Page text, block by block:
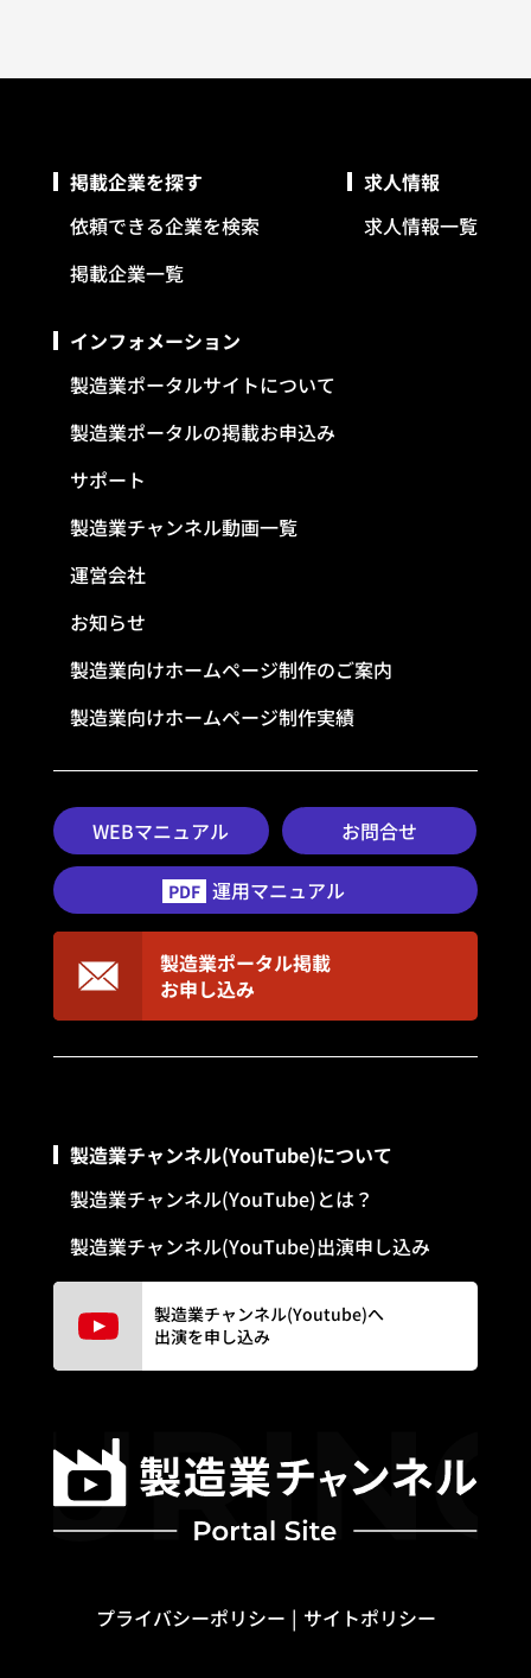
掲載企業を探す
依頼できる企業を検索
掲載企業一覧
求人情報
求人情報一覧
インフォメーション
製造業ポータルサイトについて
製造業ポータルの掲載お申込み
サポート
製造業チャンネル動画一覧
運営会社
お知らせ
製造業向けホームページ制作のご案内
製造業向けホームページ制作実績
WEBマニュアル お問合せ
PDF 運用マニュアル
製造業ポータル掲載
お申し込み
製造業チャンネル(YouTube)について
製造業チャンネル(YouTube)とは？
製造業チャンネル(YouTube)出演申し込み
製造業チャンネル(Youtube)へ
出演を申し込み
プライバシーポリシー サイトポリシー